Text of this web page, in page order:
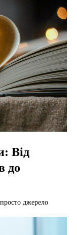
Від
до
джерело